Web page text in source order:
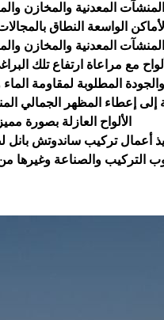
المعدنية والمخازن
الواسعة النطاق
المعدنية والمخازن
مع مراعاة ارتفاع تلك
والجودة المطلوبة لمقاومة
إلى إعطاء المظهر الجمالي
الألواح العازلة بصورة
أعمال تركيب ساندوتش
التركيب والصناعة وغيرها من